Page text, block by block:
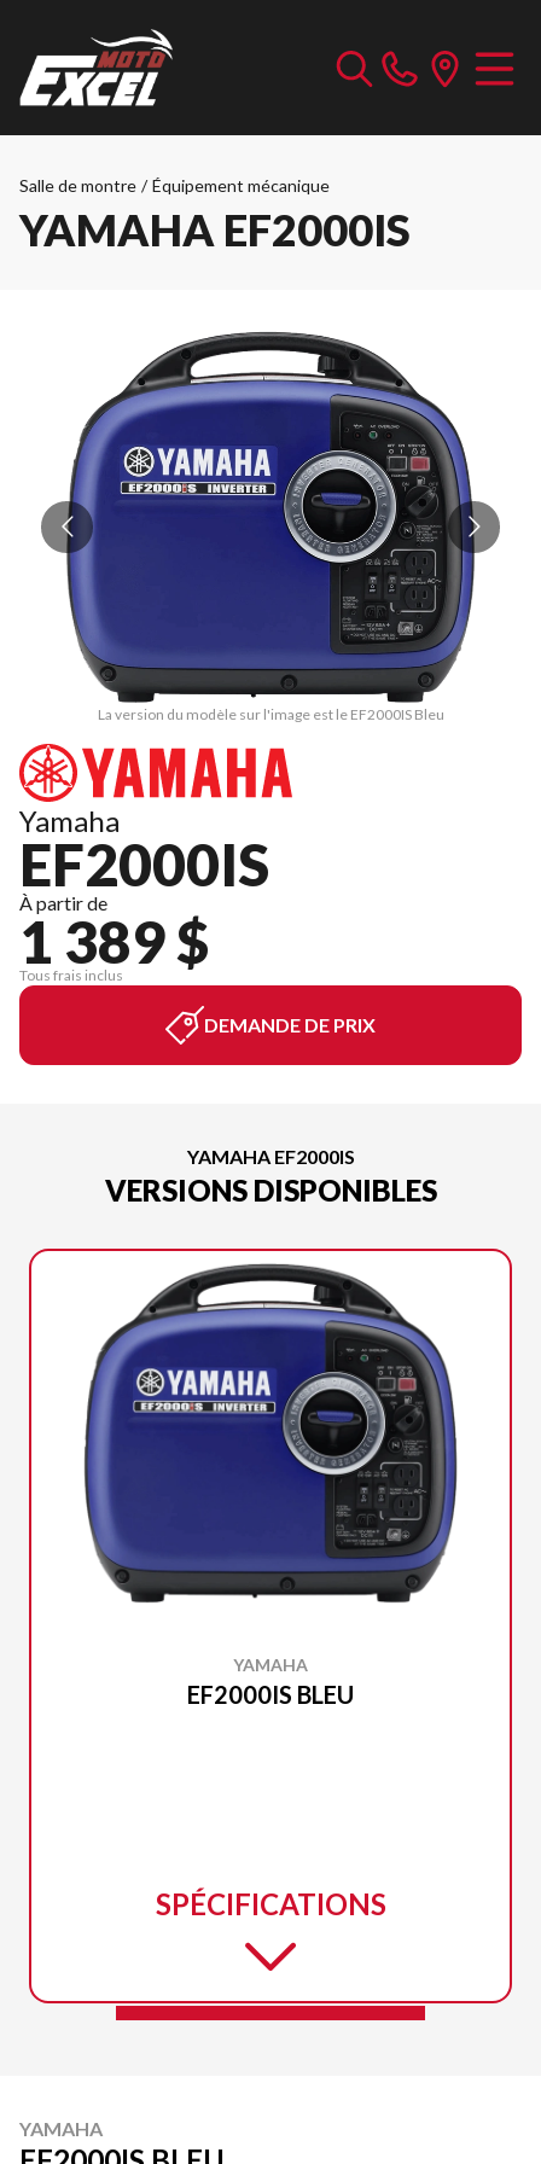
Salle de montre / Équipement mécanique
YAMAHA EF2000IS
La version du modèle sur l'image est le EF2000IS Bleu
Yamaha
EF2000IS
À partir de
1 389 $
Tous frais inclus
DEMANDE DE PRIX
YAMAHA EF2000IS
VERSIONS DISPONIBLES
YAMAHA
EF2000IS BLEU
SPÉCIFICATIONS
YAMAHA